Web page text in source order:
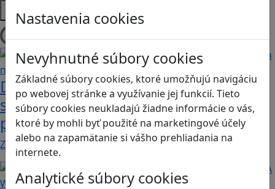
Nastavenia cookies
Nevyhnutné súbory cookies
Základné súbory cookies, ktoré umožňujú navigáciu
po webovej stránke a využívanie jej funkcií. Tieto
súbory cookies neukladajú žiadne informácie o vás,
ktoré by mohli byť použité na marketingové účely
alebo na zapamätanie si vášho prehliadania na
internete.
Analytické súbory cookies
Platformy
Načítam blogy
Desatoro rád pre rodičov, ako sa hrať
s deťmi videohry a nastavovať
pravidlá
Zohľadňovať treba vývinové špecifiká detí, a…